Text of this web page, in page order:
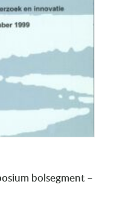
bolsegment –